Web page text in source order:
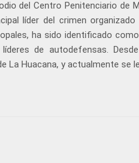
del Centro Penitenciario de
líder del crimen organizado
ha sido identificado
de autodefensas.
La Huacana, y actualmente se